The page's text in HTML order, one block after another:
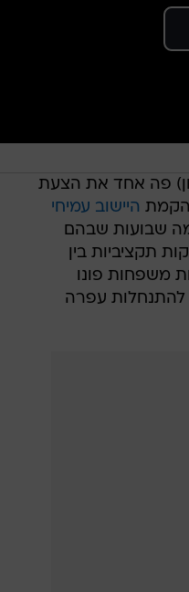
פה אחד את הצעת
היישוב עמיחי
שבועות שבהם
תקציביות בין
משפחות פונו
להתנחלות עפרה